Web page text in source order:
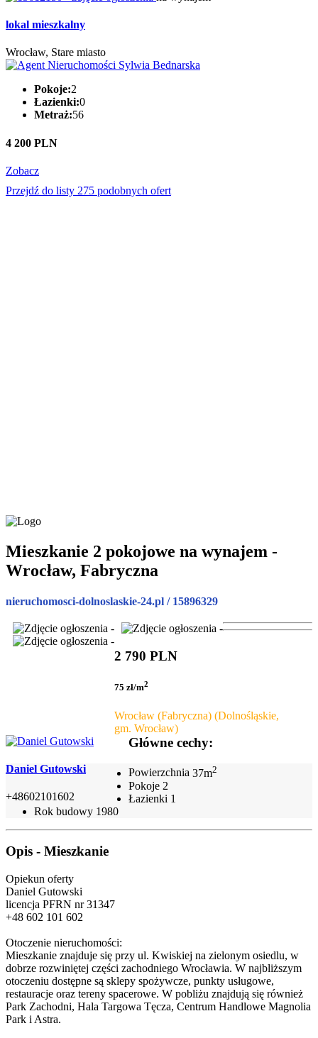
lokal mieszkalny
Wrocław, Stare miasto
Pokoje:2
Łazienki:0
Metraż:56
4 200 PLN
Zobacz
Przejdź do listy 275 podobnych ofert
Mieszkanie 2 pokojowe na wynajem -
Wrocław, Fabryczna
nieruchomosci-dolnoslaskie-24.pl / 15896329
2 790 PLN
75 zł/m2
Wrocław (Fabryczna) (Dolnośląskie,
gm. Wrocław)
Daniel Gutowski
+48602101602
Główne cechy:
Powierzchnia 37m2
Pokoje 2
Łazienki 1
Rok budowy 1980
Opis - Mieszkanie
Opiekun oferty
Daniel Gutowski
licencja PFRN nr 31347
+48 602 101 602
Otoczenie nieruchomości:
Mieszkanie znajduje się przy ul. Kwiskiej na zielonym osiedlu, w
dobrze rozwiniętej części zachodniego Wrocławia. W najbliższym
otoczeniu dostępne są sklepy spożywcze, punkty usługowe,
restauracje oraz tereny spacerowe. W pobliżu znajdują się również
Park Zachodni, Hala Targowa Tęcza, Centrum Handlowe Magnolia
Park i Astra.